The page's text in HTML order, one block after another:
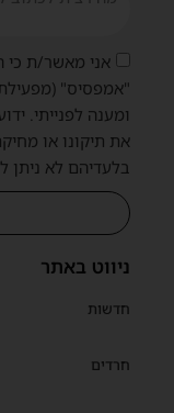
ניווט באתר
חדשות
חרדים
אני מאשר/ת כי
"אמפסיס"
ומענה לפנייתי.
את תיקונו או
בלעדיהם לא ניתן